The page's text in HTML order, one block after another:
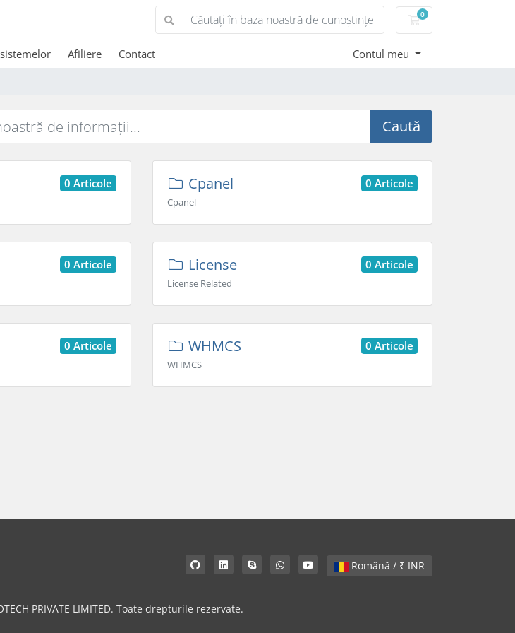
0
Coș de cumpărături
Afiliere Contact Contul meu
Caută
0 Articole 0 Articole
Cpanel
Cpanel
0 Articole 0 Articole
License
License Related
0 Articole 0 Articole
WHMCS
WHMCS
Română / ₹ INR
PRIVATE LIMITED. Toate drepturile rezervate.